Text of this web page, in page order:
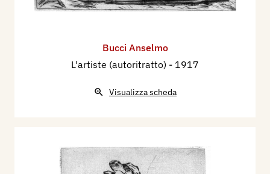
Bucci Anselmo
L'artiste (autoritratto) - 1917
Visualizza scheda